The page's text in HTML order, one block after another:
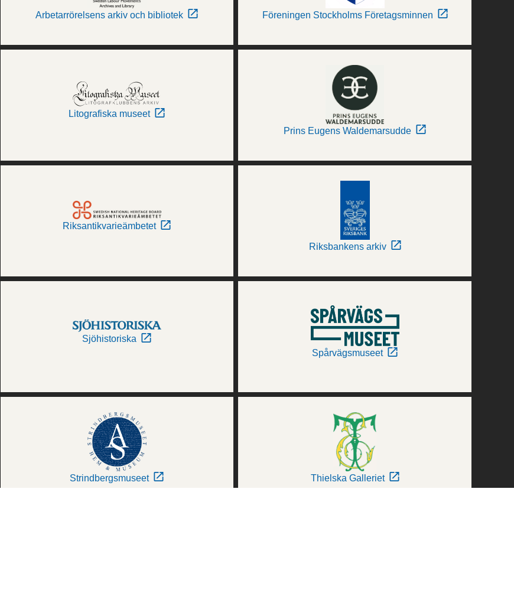
Arbetarrörelsens arkiv och bibliotek Föreningen Stockholms Företagsminnen
Litografiska museet
Prins Eugens Waldemarsudde
Riksantikvarieämbetet
Riksbankens arkiv
Sjöhistoriska
Spårvägsmuseet
Strindbergsmuseet Thielska Galleriet